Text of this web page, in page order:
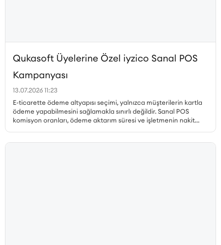
Qukasoft Üyelerine Özel iyzico Sanal POS
Kampanyası
13.07.2026 11:23
E-ticarette ödeme altyapısı seçimi, yalnızca müşterilerin kartla
ödeme yapabilmesini sağlamakla sınırlı değildir. Sanal POS
komisyon oranları, ödeme aktarım süresi ve işletmenin nakit